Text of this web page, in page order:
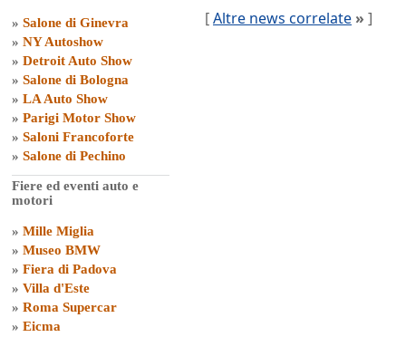
» Salone di Ginevra
» NY Autoshow
» Detroit Auto Show
» Salone di Bologna
» LA Auto Show
» Parigi Motor Show
» Saloni Francoforte
» Salone di Pechino
Fiere ed eventi auto e
motori
» Mille Miglia
» Museo BMW
» Fiera di Padova
» Villa d'Este
» Roma Supercar
» Eicma
[Altre news correlate » ]